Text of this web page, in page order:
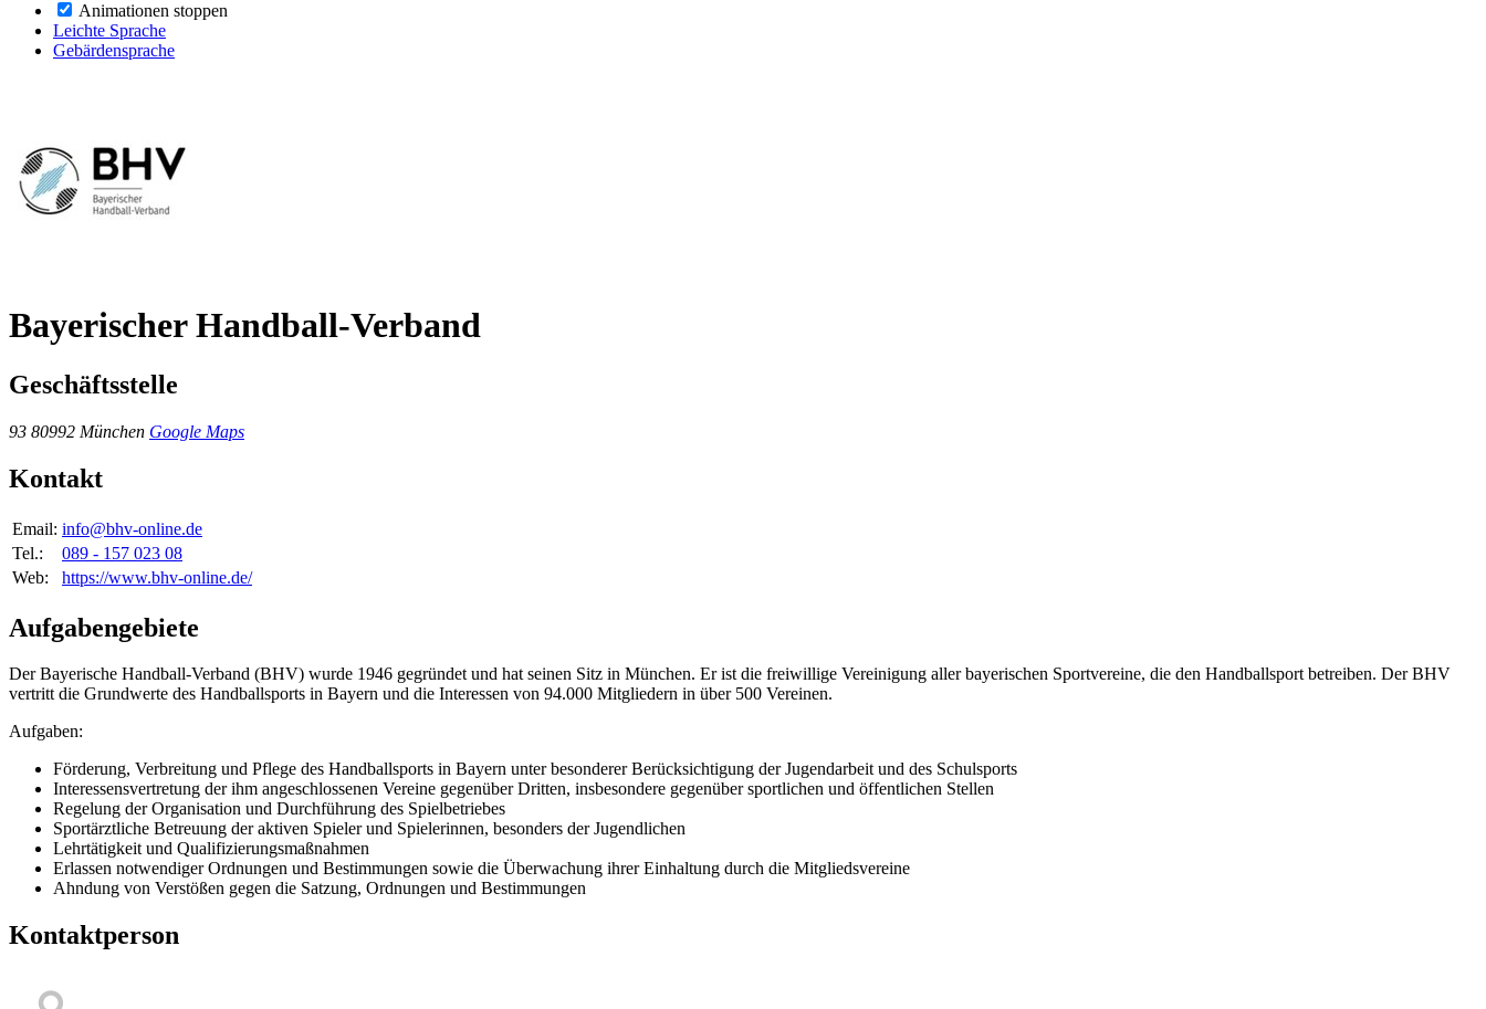
Animationen stoppen
Leichte Sprache
Gebärdensprache
Bayerischer Handball-Verband
Geschäftsstelle
93 80992 München Google Maps
Kontakt
Email: info@bhv-online.de
Tel.:
089 - 157 023 08
Web:
https://www.bhv-online.de/
Aufgabengebiete
Der Bayerische Handball-Verband (BHV) wurde 1946 gegründet und hat seinen Sitz in München. Er ist die freiwillige Vereinigung aller bayerischen Sportvereine, die den Handballsport betreiben. Der BHV
vertritt die Grundwerte des Handballsports in Bayern und die Interessen von 94.000 Mitgliedern in über 500 Vereinen.
Aufgaben:
Förderung, Verbreitung und Pflege des Handballsports in Bayern unter besonderer Berücksichtigung der Jugendarbeit und des Schulsports
Interessensvertretung der ihm angeschlossenen Vereine gegenüber Dritten, insbesondere gegenüber sportlichen und öffentlichen Stellen
Regelung der Organisation und Durchführung des Spielbetriebes
Sportärztliche Betreuung der aktiven Spieler und Spielerinnen, besonders der Jugendlichen
Lehrtätigkeit und Qualifizierungsmaßnahmen
Erlassen notwendiger Ordnungen und Bestimmungen sowie die Überwachung ihrer Einhaltung durch die Mitgliedsvereine
Ahndung von Verstößen gegen die Satzung, Ordnungen und Bestimmungen
Kontaktperson